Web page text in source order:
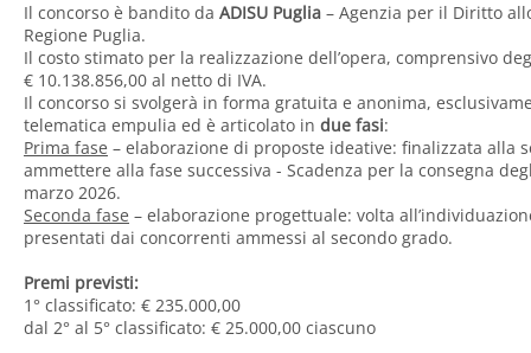
Il concorso è bandito da ADISU Puglia – Agenzia per il Diritto
Regione Puglia.
Il costo stimato per la realizzazione dell’opera, comprensivo
€ 10.138.856,00 al netto di IVA.
Il concorso si svolgerà in forma gratuita e anonima,
telematica empulia ed è articolato in due fasi:
Prima fase – elaborazione di proposte ideative: finalizzata alla
ammettere alla fase successiva - Scadenza per la consegna
marzo 2026.
Seconda fase – elaborazione progettuale: volta
presentati dai concorrenti ammessi al secondo grado.
Premi previsti:
1° classificato: € 235.000,00
dal 2° al 5° classificato: € 25.000,00 ciascuno